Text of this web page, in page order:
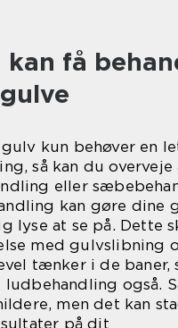
kan få
kun behøver en
så kan du overveje
eller
kan gøre dine
lyse at se på. Dette
med gulvslibning
tænker i de baner,
ludbehandling også.
men det kan
på dit